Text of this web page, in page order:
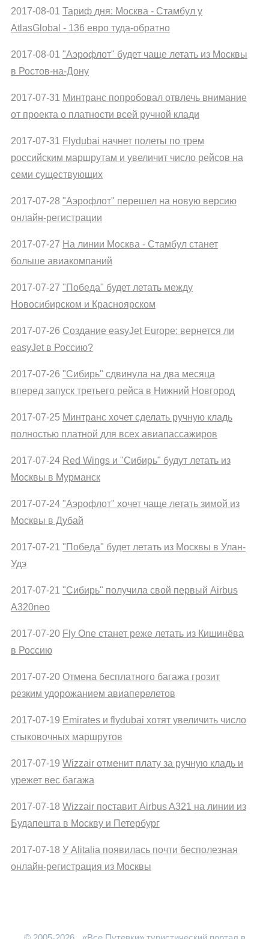
2017-08-01 Тариф дня: Москва - Стамбул у
AtlasGlobal - 136 евро туда-обратно
2017-08-01 "Аэрофлот" будет чаще летать из Москвы
в Ростов-на-Дону
2017-07-31 Минтранс попробовал отвлечь внимание
от проекта о платности всей ручной клади
2017-07-31 Flydubai начнет полеты по трем
российским маршрутам и увеличит число рейсов на
семи существующих
2017-07-28 "Аэрофлот" перешел на новую версию
онлайн-регистрации
2017-07-27 На линии Москва - Стамбул станет
больше авиакомпаний
2017-07-27 "Победа" будет летать между
Новосибирском и Красноярском
2017-07-26 Создание easyJet Europe: вернется ли
easyJet в Россию?
2017-07-26 "Сибирь" сдвинула на два месяца
вперед запуск третьего рейса в Нижний Новгород
2017-07-25 Минтранс хочет сделать ручную кладь
полностью платной для всех авиапассажиров
2017-07-24 Red Wings и "Сибирь" будут летать из
Москвы в Мурманск
2017-07-24 "Аэрофлот" хочет чаще летать зимой из
Москвы в Дубай
2017-07-21 "Победа" будет летать из Москвы в Улан-
Удэ
2017-07-21 "Сибирь" получила свой первый Airbus
A320neo
2017-07-20 Fly One станет реже летать из Кишинёва
в Россию
2017-07-20 Отмена бесплатного багажа грозит
резким удорожанием авиаперелетов
2017-07-19 Emirates и flydubai хотят увеличить число
стыковочных маршрутов
2017-07-19 Wizzair отменит плату за ручную кладь и
урежет вес багажа
2017-07-18 Wizzair поставит Airbus A321 на линии из
Будапешта в Москву и Петербург
2017-07-18 У Alitalia появилась почти бесполезная
онлайн-регистрация из Москвы